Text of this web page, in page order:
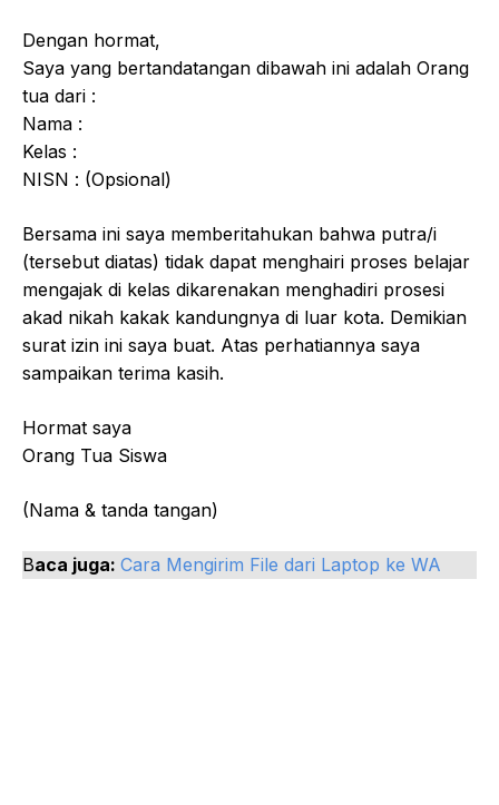
Dengan hormat,
Saya yang bertandatangan dibawah ini adalah Orang
tua dari :
Nama :
Kelas :
NISN : (Opsional)
Bersama ini saya memberitahukan bahwa putra/i
(tersebut diatas) tidak dapat menghairi proses belajar
mengajak di kelas dikarenakan menghadiri prosesi
akad nikah kakak kandungnya di luar kota. Demikian
surat izin ini saya buat. Atas perhatiannya saya
sampaikan terima kasih.
Hormat saya
Orang Tua Siswa
(Nama & tanda tangan)
Baca juga: Cara Mengirim File dari Laptop ke WA